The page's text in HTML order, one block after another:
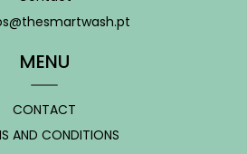
MENU
CONTACT
AND CONDITIONS